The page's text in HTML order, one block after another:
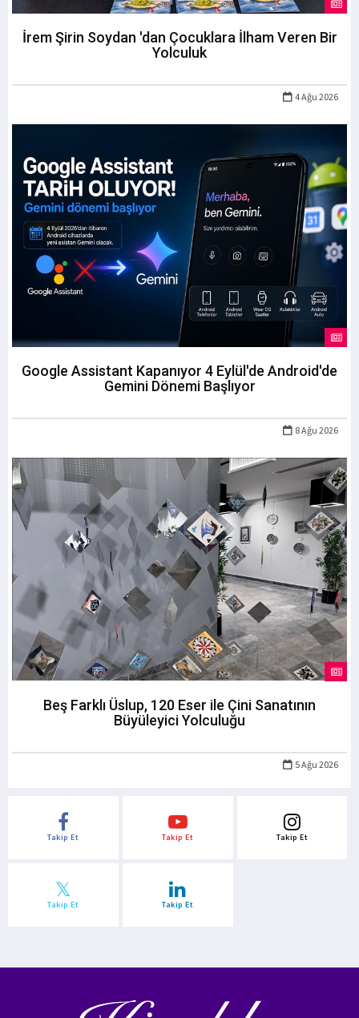
İrem Şirin Soydan 'dan Çocuklara İlham Veren Bir
Yolculuk
4 Ağu 2026
Google Assistant Kapanıyor 4 Eylül'de Android'de
Gemini Dönemi Başlıyor
8 Ağu 2026
Beş Farklı Üslup, 120 Eser ile Çini Sanatının
Büyüleyici Yolculuğu
5 Ağu 2026
Takip Et Takip Et Takip Et
Takip Et Takip Et